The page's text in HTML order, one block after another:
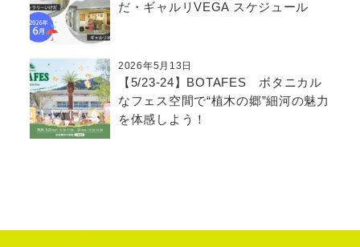
だ・ギャルリVEGA スケジュール
2026年5月13日
【5/23-24】BOTAFES ボタニカル
なフェス空間で“植木の郷”細河の魅力
を体感しよう！